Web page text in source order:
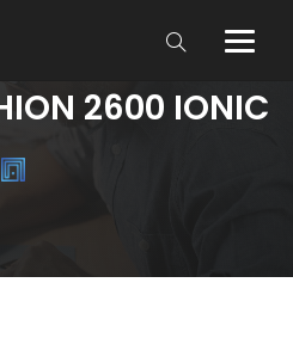
2600 IONIC